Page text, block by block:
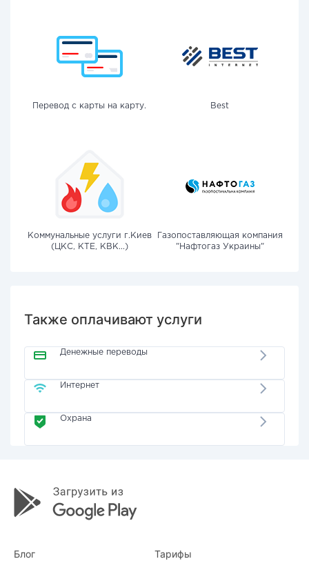
Перевод с карты на карту. Best
Коммунальные услуги г.Киев
(ЦКС, КТЕ, КВК...)
Газопоставляющая компания
"Нафтогаз Украины"
Также оплачивают услуги
Денежные переводы
Интернет
Охрана
Блог Тарифы